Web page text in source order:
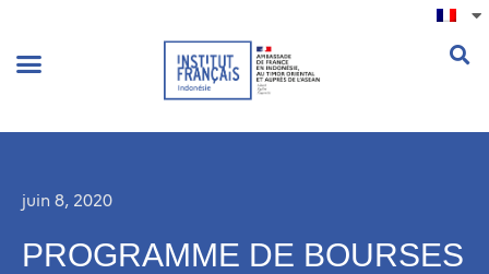
juin 8, 2020
PROGRAMME DE BOURSES